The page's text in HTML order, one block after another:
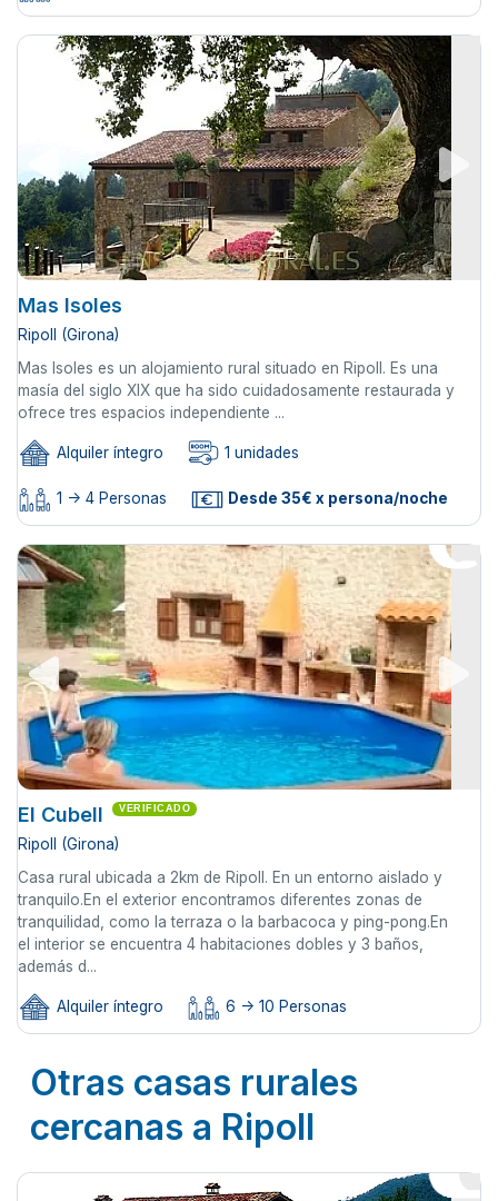
Mas Isoles
Ripoll (Girona)
Mas Isoles es un alojamiento rural situado en Ripoll. Es una
masía del siglo XIX que ha sido cuidadosamente restaurada y
ofrece tres espacios independiente ...
Alquiler íntegro 1 unidades
1 -> 4 Personas Desde 35€ x persona/noche
El Cubell VERIFICADO
Ripoll (Girona)
Casa rural ubicada a 2km de Ripoll. En un entorno aislado y
tranquilo.En el exterior encontramos diferentes zonas de
tranquilidad, como la terraza o la barbacoca y ping-pong.En
el interior se encuentra 4 habitaciones dobles y 3 baños,
además d...
Alquiler íntegro 6 -> 10 Personas
Otras casas rurales
cercanas a Ripoll